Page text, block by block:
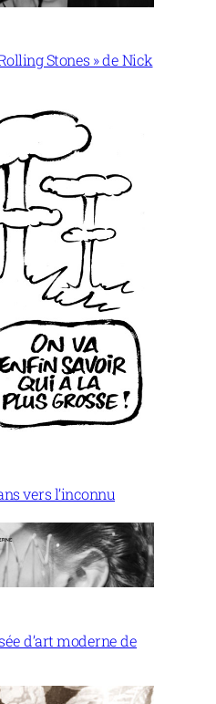
Stones » de Nick
vers l’inconnu
d’art moderne de